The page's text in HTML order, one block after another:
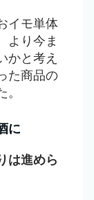
イモ単体
より今ま
かと考え
た商品の
に
は進めら